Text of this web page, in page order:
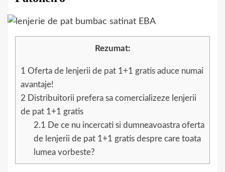
Rezumat:
1 Oferta de lenjerii de pat 1+1 gratis aduce numai
avantaje!
2 Distribuitorii prefera sa comercializeze lenjerii
de pat 1+1 gratis
2.1 De ce nu incercati si dumneavoastra oferta
de lenjerii de pat 1+1 gratis despre care toata
lumea vorbeste?